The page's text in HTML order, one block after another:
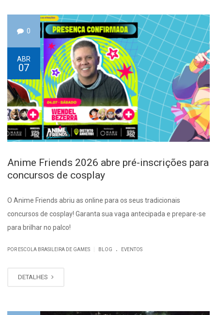
0
ABR
07
Anime Friends 2026 abre pré-inscrições para
concursos de cosplay
O Anime Friends abriu as online para os seus tradicionais
concursos de cosplay! Garanta sua vaga antecipada e prepare-se
para brilhar no palco!
POR ESCOLA BRASILEIRA DE GAMES BLOG . EVENTOS
DETALHES